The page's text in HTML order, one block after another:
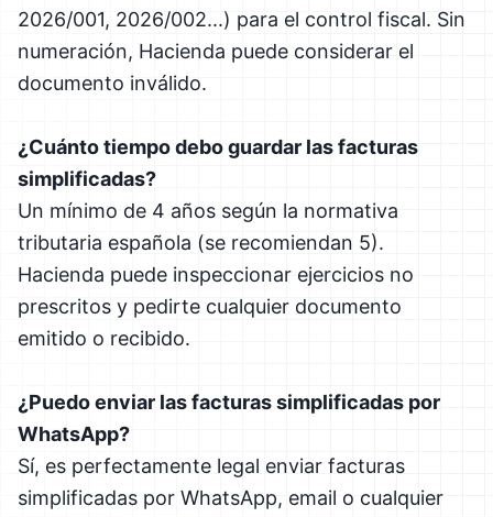
2026/001, 2026/002...) para el control fiscal. Sin
numeración, Hacienda puede considerar el
documento inválido.
¿Cuánto tiempo debo guardar las facturas
simplificadas?
Un mínimo de 4 años según la normativa
tributaria española (se recomiendan 5).
Hacienda puede inspeccionar ejercicios no
prescritos y pedirte cualquier documento
emitido o recibido.
¿Puedo enviar las facturas simplificadas por
WhatsApp?
Sí, es perfectamente legal enviar facturas
simplificadas por WhatsApp, email o cualquier